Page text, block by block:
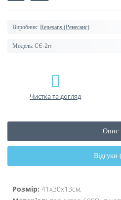
Виробник: Renesans (Ренесанс)
Модель: СЄ-2п
Чистка та догляд
Опис
Відгуки
Розмір: 41х30х13см.